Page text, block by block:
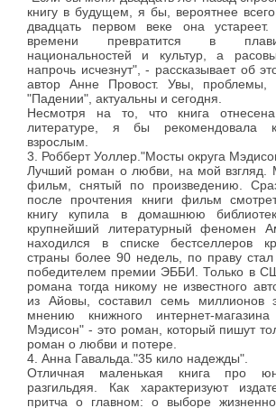
книгу в будущем, я бы, вероятнее
двадцать первом веке она
времени превратится в
национальностей и культур, а
напрочь исчезнут", - рассказывает об
автор Анне Провост. Увы, проблемы,
"Падении", актуальны и сегодня.
Несмотря на то, что книга
литературе, я бы рекомендовала
взрослым.
3. Робберт Уоллер."Мосты округа
Лучший роман о любви, на мой взгляд.
фильм, снятый по произведению.
после прочтения книги фильм
книгу купила в домашнюю
крупнейший литературный феномен
находился в списке бестселлеров
страны более 90 недель, по праву стал
победителем премии ЭББИ. Только в
романа тогда никому не известного
из Айовы, составил семь миллионов
мнению книжного интернет-
Мэдисон" - это роман, который пишут
роман о любви и потере.
4. Анна Гавальда."35 кило надежды".
Отличная маленькая книга про
разгильдяя. Как характеризуют
притча о главном: о выборе